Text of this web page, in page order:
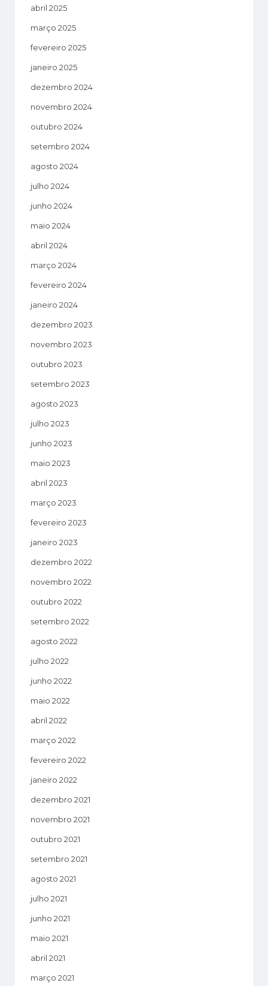
abril 2025
março 2025
fevereiro 2025
janeiro 2025
dezembro 2024
novembro 2024
outubro 2024
setembro 2024
agosto 2024
julho 2024
junho 2024
maio 2024
abril 2024
março 2024
fevereiro 2024
janeiro 2024
dezembro 2023
novembro 2023
outubro 2023
setembro 2023
agosto 2023
julho 2023
junho 2023
maio 2023
abril 2023
março 2023
fevereiro 2023
janeiro 2023
dezembro 2022
novembro 2022
outubro 2022
setembro 2022
agosto 2022
julho 2022
junho 2022
maio 2022
abril 2022
março 2022
fevereiro 2022
janeiro 2022
dezembro 2021
novembro 2021
outubro 2021
setembro 2021
agosto 2021
julho 2021
junho 2021
maio 2021
abril 2021
março 2021